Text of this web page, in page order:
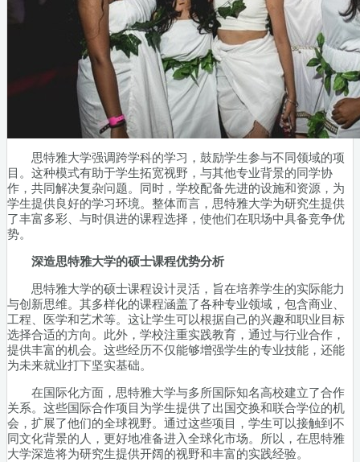
思特雅大学强调跨学科的学习，鼓励学生参与不同领域的项
目。这种模式有助于学生拓宽视野，与其他专业背景的同学协
作，共同解决复杂问题。同时，学校配备先进的设施和资源，为
学生提供良好的学习环境。整体而言，思特雅大学为研究生提供
了丰富多彩、与时俱进的课程选择，使他们在职场中具备竞争优
势。
深造思特雅大学的硕士课程优势分析
思特雅大学的硕士课程设计灵活，旨在培养学生的实际能力
与创新思维。其多样化的课程涵盖了各种专业领域，包含商业、
工程、医学和艺术等。这让学生可以根据自己的兴趣和职业目标
选择合适的方向。此外，学校注重实践教育，通过与行业合作，
提供丰富的机会。这些经历不仅能够增强学生的专业技能，还能
为未来就业打下坚实基础。
在国际化方面，思特雅大学与多所国际知名高校建立了合作
关系。这些国际合作项目为学生提供了出国交换和联合学位的机
会，扩展了他们的全球视野。通过这些项目，学生可以接触到不
同文化背景的人，更好地准备进入全球化市场。所以，在思特雅
大学深造将为研究生提供开阔的视野和丰富的实践经验。